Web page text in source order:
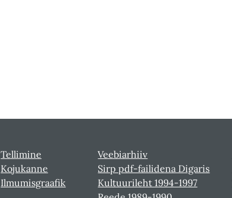
Tellimine
Kojukanne
Ilmumisgraafik
Veebiarhiiv
Sirp pdf-failidena Digaris
Kultuurileht 1994-1997